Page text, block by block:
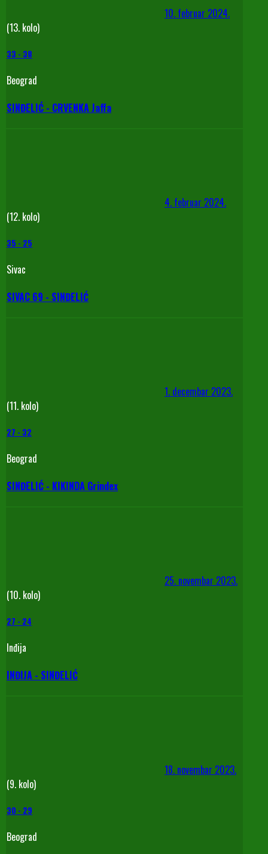
10. februar 2024.
(13. kolo)
33 - 38
Beograd
SINĐELIĆ - CRVENKA Jaffa
4. februar 2024.
(12. kolo)
35 - 25
Sivac
SIVAC 69 - SINĐELIĆ
1. decembar 2023.
(11. kolo)
27 - 32
Beograd
SINĐELIĆ - KIKINDA Grindex
25. novembar 2023.
(10. kolo)
27 - 24
Inđija
INĐIJA - SINĐELIĆ
18. novembar 2023.
(9. kolo)
30 - 29
Beograd